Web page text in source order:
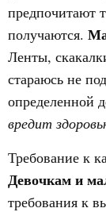
предпочитают
получаются.
Ленты,
стараюсь не
определенной
вредит
Требование к
Девочкам и
требования к